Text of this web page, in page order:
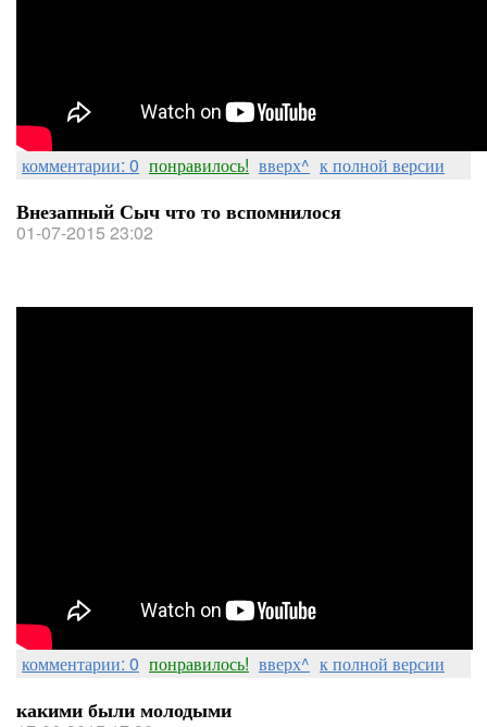
комментарии: 0 понравилось! вверх^ к полной версии
Внезапный Сыч что то вспомнилося
01-07-2015 23:02
комментарии: 0 понравилось! вверх^ к полной версии
какими были молодыми